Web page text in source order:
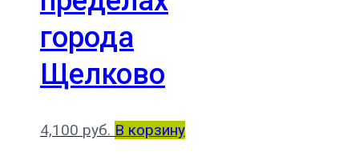
города
Щелково
4,100 руб. В корзину